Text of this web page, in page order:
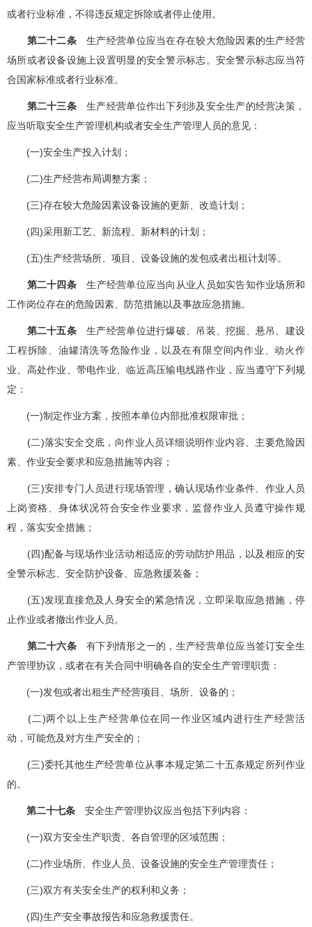
或者行业标准，不得违反规定拆除或者停止使用。
第二十二条生产经营单位应当在存在较大危险因素的生产经营
场所或者设备设施上设置明显的安全警示标志。安全警示标志应当符
合国家标准或者行业标准。
第二十三条生产经营单位作出下列涉及安全生产的经营决策，
应当听取安全生产管理机构或者安全生产管理人员的意见：
(一)安全生产投入计划；
(二)生产经营布局调整方案；
(三)存在较大危险因素设备设施的更新、改造计划；
(四)采用新工艺、新流程、新材料的计划；
(五)生产经营场所、项目、设备设施的发包或者出租计划等。
第二十四条生产经营单位应当向从业人员如实告知作业场所和
工作岗位存在的危险因素、防范措施以及事故应急措施。
第二十五条生产经营单位进行爆破、吊装、挖掘、悬吊、建设
工程拆除、油罐清洗等危险作业，以及在有限空间内作业、动火作
业、高处作业、带电作业、临近高压输电线路作业，应当遵守下列规
定：
(一)制定作业方案，按照本单位内部批准权限审批；
(二)落实安全交底，向作业人员详细说明作业内容、主要危险因
素、作业安全要求和应急措施等内容；
(三)安排专门人员进行现场管理，确认现场作业条件、作业人员
上岗资格、身体状况符合安全作业要求，监督作业人员遵守操作规
程，落实安全措施；
(四)配备与现场作业活动相适应的劳动防护用品，以及相应的安
全警示标志、安全防护设备、应急救援装备；
(五)发现直接危及人身安全的紧急情况，立即采取应急措施，停
止作业或者撤出作业人员。
第二十六条有下列情形之一的，生产经营单位应当签订安全生
产管理协议，或者在有关合同中明确各自的安全生产管理职责：
(一)发包或者出租生产经营项目、场所、设备的；
(二)两个以上生产经营单位在同一作业区域内进行生产经营活
动，可能危及对方生产安全的；
(三)委托其他生产经营单位从事本规定第二十五条规定所列作业
的。
第二十七条 安全生产管理协议应当包括下列内容：
(一)双方安全生产职责、各自管理的区域范围；
(二)作业场所、作业人员、设备设施的安全生产管理责任；
(三)双方有关安全生产的权利和义务；
(四)生产安全事故报告和应急救援责任。